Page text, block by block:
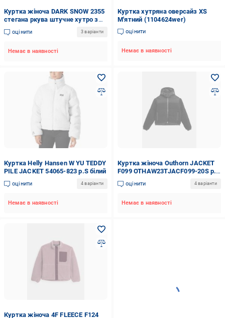
Куртка жіноча DARK SNOW 2355
стегана ркува штучне хутро з
капюшоном збільшені розміри
р. 56 Чорний (1315)
оцінити 3 варіанти
Немає в наявності
Куртка хутряна оверсайз XS
М'ятний (1104624wer)
оцінити
Немає в наявності
Куртка Helly Hansen W YU TEDDY
PILE JACKET 54065-823 р.S білий
оцінити 4 варіанти
Немає в наявності
Куртка жіноча Outhorn JACKET
F099 OTHAW23TJACF099-20S р.L
чорна
оцінити 4 варіанти
Немає в наявності
Куртка жіноча 4F FLEECE F124